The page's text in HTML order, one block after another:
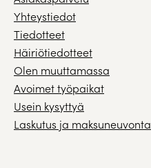
Yhteystiedot
Tiedotteet
Häiriötiedotteet
Olen muuttamassa
Avoimet työpaikat
Usein kysyttyä
Laskutus ja maksuneuvonta